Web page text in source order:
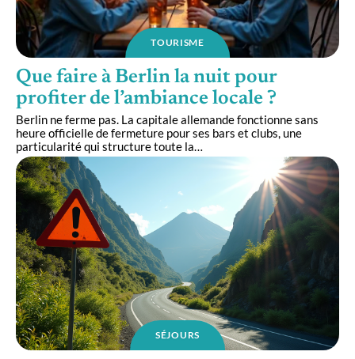
TOURISME
Que faire à Berlin la nuit pour
profiter de l’ambiance locale ?
Berlin ne ferme pas. La capitale allemande fonctionne sans
heure officielle de fermeture pour ses bars et clubs, une
particularité qui structure toute la…
SÉJOURS